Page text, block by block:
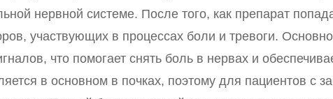
нервной системе. После того, как препарат
участвующих в процессах боли и тревоги.
что помогает снять боль в нервах и
в основном в почках, поэтому для пациентов с